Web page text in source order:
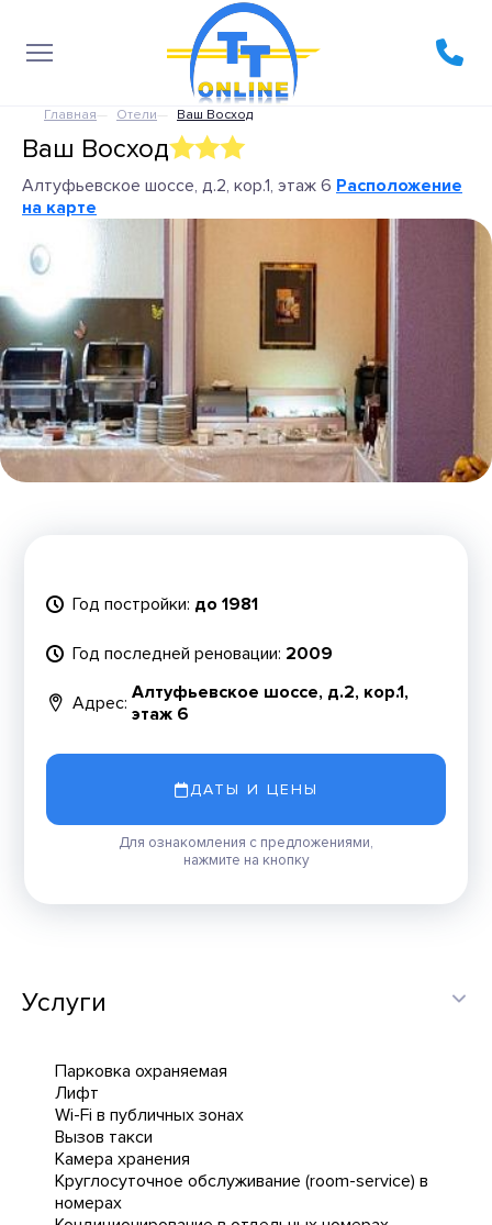
Главная Отели Ваш Восход
Ваш Восход
Алтуфьевское шоссе, д.2, кор.1, этаж 6 Расположение
на карте
Год постройки: до 1981
Год последней реновации: 2009
Адрес: Алтуфьевское шоссе, д.2, кор.1,
этаж 6
ДАТЫ И ЦЕНЫ
Для ознакомления с предложениями,
нажмите на кнопку
Услуги
Парковка охраняемая
Лифт
Wi-Fi в публичных зонах
Вызов такси
Камера хранения
Круглосуточное обслуживание (room-service) в
номерах